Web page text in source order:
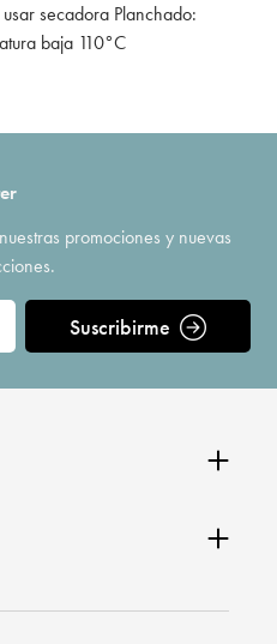
secadora Planchado:
baja 110°C
promociones y nuevas
Suscribirme